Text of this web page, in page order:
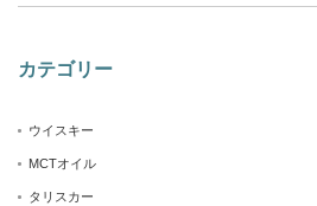
カテゴリー
ウイスキー
MCTオイル
タリスカー